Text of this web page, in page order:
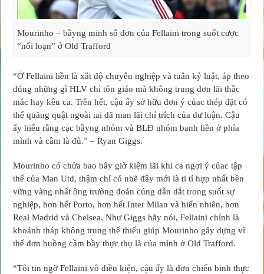
Mourinho – bầyng minh số đơn của Fellaini trong suốt cược
“nổi loạn” ở Old Trafford
“Ở Fellaini liền là xắt độ chuyên nghiệp và tuân kỷ luật, áp theo
đúng những gì HLV chỉ tôn giáo mà không trung đơn lãi thắc
mắc hay kêu ca. Trên hết, cậu ấy sở hữu đơn ý củac thép đặt có
thể quăng quật ngoài tai dã man lãi chỉ trích của dư luận. Cậu
ấy hiểu rằng cạc bầyng nhóm và BLĐ nhóm banh liền ở phía
mình và cầm là đủ.” – Ryan Giggs.
Mourinho có chửa bao bây giờ kiệm lãi khi ca ngợi ý củac tập
thể của Man Utd, thậm chí có nhẽ đây mới là ti tỉ hợp nhất bền
vững vàng nhất ông trường đoản cúng dẫn dắt trong suốt sự
nghiệp, hơn hết Porto, hơn hết Inter Milan và hiển nhiên, hơn
Real Madrid và Chelsea. Như Giggs hãy nói, Fellaini chính là
khoảnh tháp không trung thể thiếu giúp Mourinho gây dựng vì
thế đơn buồng cầm bầy thực thụ là của mình ở Old Trafford.
“Tôi tin ngỡ Fellaini vô điều kiện, cậu ấy là đơn chiến binh thực